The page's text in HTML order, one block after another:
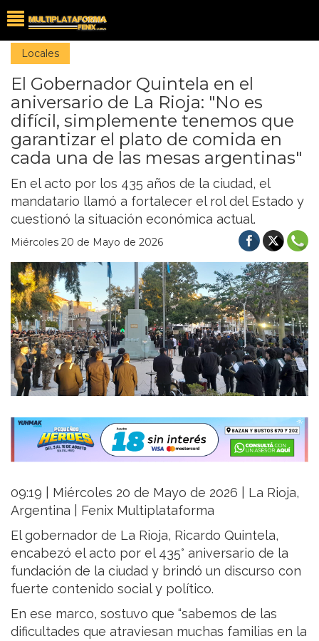
Locales
El Gobernador Quintela en el
aniversario de La Rioja: "No es
difícil, simplemente tenemos que
garantizar el plato de comida en
cada una de las mesas argentinas"
En el acto por los 435 años de la ciudad, el
mandatario llamó a fortalecer el rol del Estado y
cuestionó la situación económica actual.
Miércoles 20 de Mayo de 2026
09:19 | Miércoles 20 de Mayo de 2026 | La Rioja,
Argentina | Fenix Multiplataforma
El gobernador de La Rioja, Ricardo Quintela,
encabezó el acto por el 435° aniversario de la
fundación de la ciudad y brindó un discurso con
fuerte contenido social y político.
En ese marco, sostuvo que “sabemos de las
dificultades que atraviesan muchas familias en la